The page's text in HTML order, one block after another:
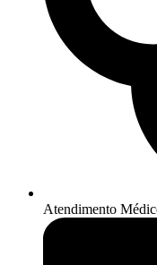
Atendimento